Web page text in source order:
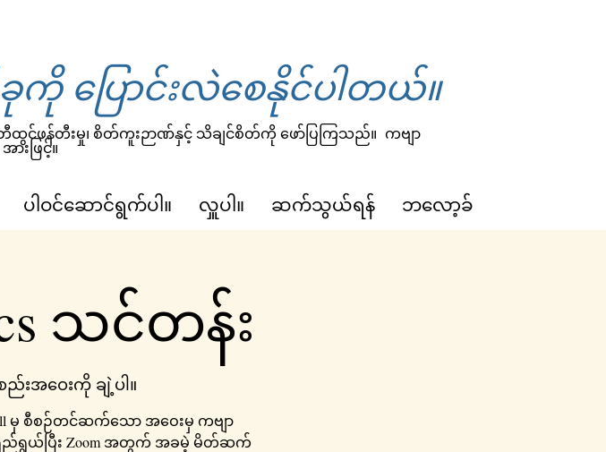
ပြောင်းလဲစေနိုင်ပါတယ်။
တီထွင်ဖန်တီးမှု၊ စိတ်ကူးဉာဏ်နှင့် သိချင်စိတ်ကို ဖော်ပြကြသည်။ ကဗျာ
အားဖြင့်။
ပါဝင်ဆောင်ရွက်ပါ။ လှူပါ။ ဆက်သွယ်ရန် ဘလော့ခ်
သင်တန်း
းအဝေးကို ချဲ့ပါ။
မှ စီစဉ်တင်ဆက်သော အဝေးမှ ကဗျာ
ည်ရွယ်ပြီး Zoom အတွက် အခမဲ့ မိတ်ဆက်